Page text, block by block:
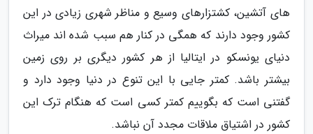
های آتشین، کشتزارهای وسیع و مناظر شهری زیادی در این
کشور وجود دارند که همگی در کنار هم سبب شده اند میراث
دنیای یونسکو در ایتالیا از هر کشور دیگری بر روی زمین
بیشتر باشد. کمتر جایی با این تنوع در دنیا وجود دارد و
گفتنی است که بگوییم کمتر کسی است که هنگام ترک این
کشور در اشتیاق ملاقات مجدد آن نباشد.